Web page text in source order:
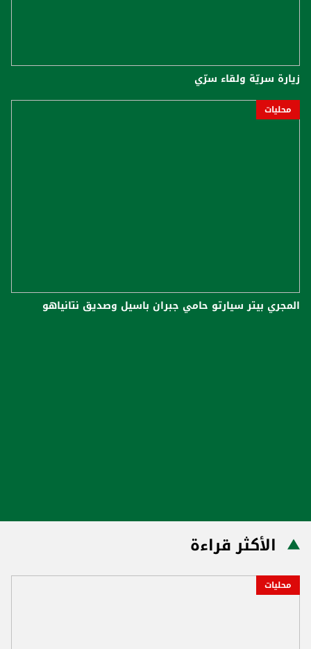
زيارة سريّة ولقاء سرّي
محليات
المجري بيتر سيارتو حامي جبران باسيل وصديق نتانياهو
الأكثر قراءة
محليات